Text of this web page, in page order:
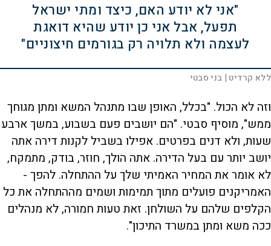
"אני לא יודע האם, כיצד ומתי ישראל
תפעל, אבל אני כן יודע שהיא דואגת
לעצמה ולא תלויה רק בגורמים חיצוניים"
ללא קרדיט | בני סבטי
וזה לא הכול. "בכלל, האופן שבו מתנהל המשא ומתן מגוחך
ממש", מוסיף סבטי. "הם יושבים פעם בשבוע, במשך ארבע
שעות, ולא דנים בפרטים. אפילו בשביל לקנות דירה אתה
יושב יותר עם בעל הדירה. אתה הולך, חוזר, בודק, מתמקח,
לא אומר את המחיר האמיתי שלך על ההתחלה. להפך -
האמריקנים פועלים מתוך תמימות ושמים מההתחלה את כל
הקלפים שלהם על השולחן. זאת טעות חמורה, לא מנהלים
ככה משא ומתן במשרד התיכון".